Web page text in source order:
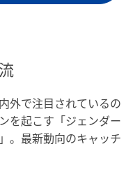
外で注目されているの
を起こす「ジェンダー
。最新動向のキャッチ